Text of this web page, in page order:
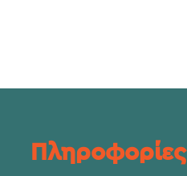
Πληροφορίες